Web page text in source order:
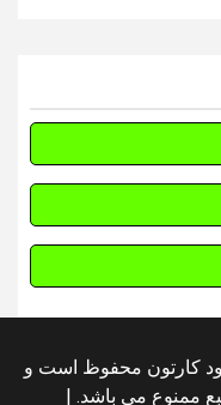
کارتون محفوظ است و
ممنوع می باشد. |